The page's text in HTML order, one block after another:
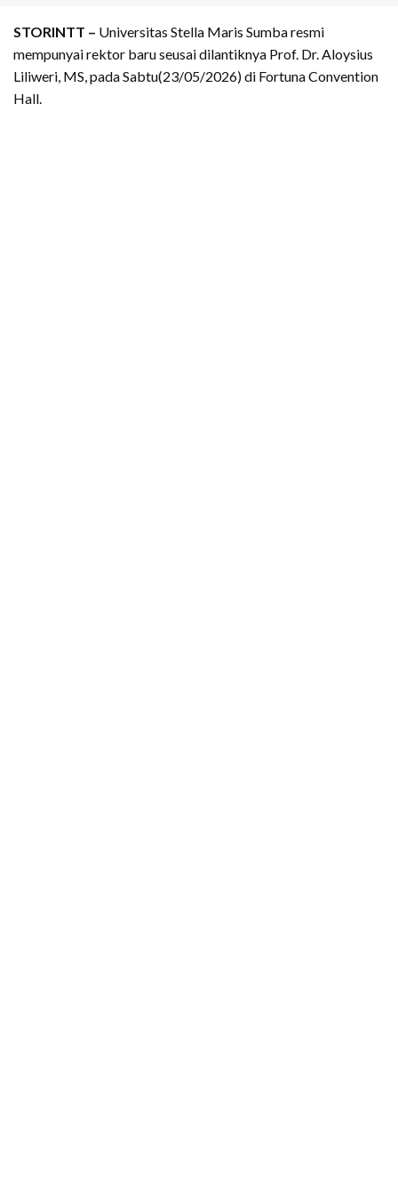
STORINTT – Universitas Stella Maris Sumba resmi
mempunyai rektor baru seusai dilantiknya Prof. Dr. Aloysius
Liliweri, MS, pada Sabtu(23/05/2026) di Fortuna Convention
Hall.